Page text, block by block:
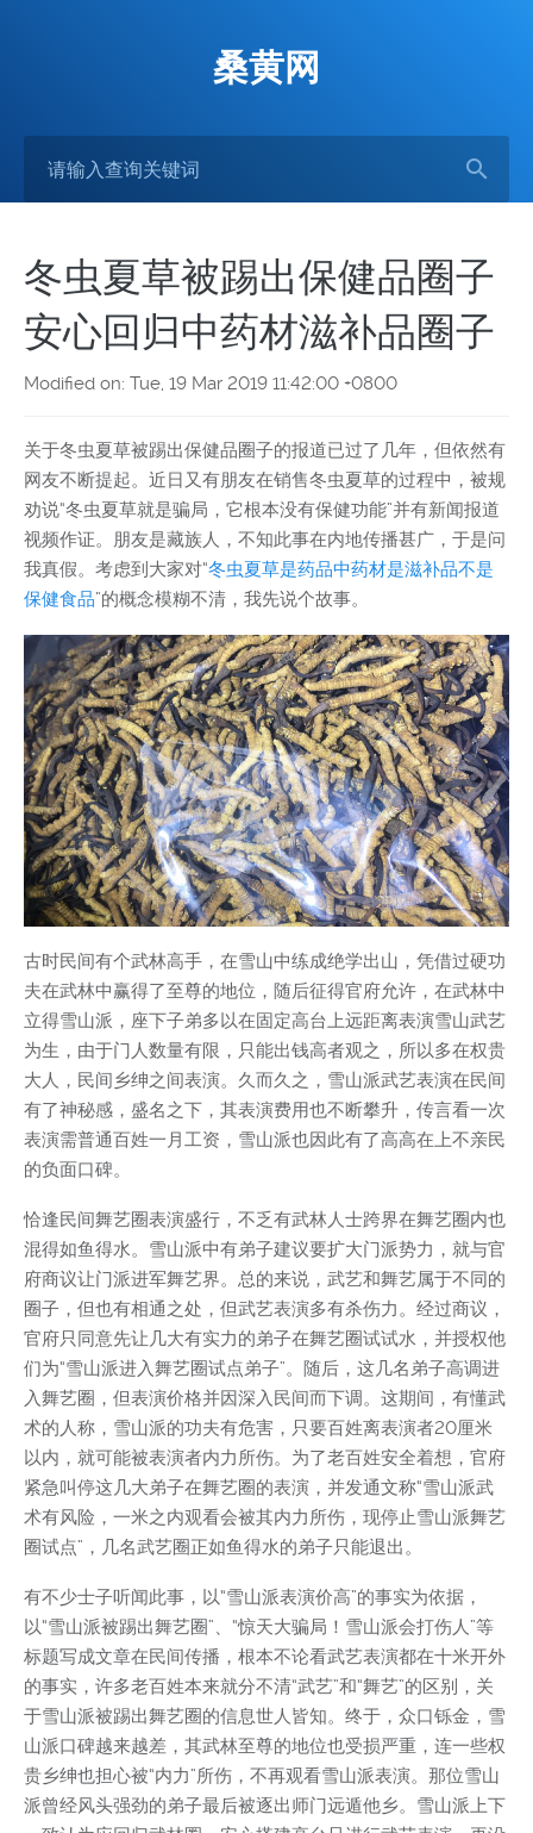
桑黄网
冬虫夏草被踢出保健品圈子
安心回归中药材滋补品圈子
Modified on: Tue, 19 Mar 2019 11:42:00 +0800
关于冬虫夏草被踢出保健品圈子的报道已过了几年，但依然有
网友不断提起。近日又有朋友在销售冬虫夏草的过程中，被规
劝说“冬虫夏草就是骗局，它根本没有保健功能”并有新闻报道
视频作证。朋友是藏族人，不知此事在内地传播甚广，于是问
我真假。考虑到大家对“冬虫夏草是药品中药材是滋补品不是
保健食品”的概念模糊不清，我先说个故事。
古时民间有个武林高手，在雪山中练成绝学出山，凭借过硬功
夫在武林中赢得了至尊的地位，随后征得官府允许，在武林中
立得雪山派，座下子弟多以在固定高台上远距离表演雪山武艺
为生，由于门人数量有限，只能出钱高者观之，所以多在权贵
大人，民间乡绅之间表演。久而久之，雪山派武艺表演在民间
有了神秘感，盛名之下，其表演费用也不断攀升，传言看一次
表演需普通百姓一月工资，雪山派也因此有了高高在上不亲民
的负面口碑。
恰逢民间舞艺圈表演盛行，不乏有武林人士跨界在舞艺圈内也
混得如鱼得水。雪山派中有弟子建议要扩大门派势力，就与官
府商议让门派进军舞艺界。总的来说，武艺和舞艺属于不同的
圈子，但也有相通之处，但武艺表演多有杀伤力。经过商议，
官府只同意先让几大有实力的弟子在舞艺圈试试水，并授权他
们为“雪山派进入舞艺圈试点弟子”。随后，这几名弟子高调进
入舞艺圈，但表演价格并因深入民间而下调。这期间，有懂武
术的人称，雪山派的功夫有危害，只要百姓离表演者20厘米
以内，就可能被表演者内力所伤。为了老百姓安全着想，官府
紧急叫停这几大弟子在舞艺圈的表演，并发通文称“雪山派武
术有风险，一米之内观看会被其内力所伤，现停止雪山派舞艺
圈试点”，几名武艺圈正如鱼得水的弟子只能退出。
有不少士子听闻此事，以“雪山派表演价高”的事实为依据，
以“雪山派被踢出舞艺圈”、“惊天大骗局！雪山派会打伤人”等
标题写成文章在民间传播，根本不论看武艺表演都在十米开外
的事实，许多老百姓本来就分不清“武艺”和“舞艺”的区别，关
于雪山派被踢出舞艺圈的信息世人皆知。终于，众口铄金，雪
山派口碑越来越差，其武林至尊的地位也受损严重，连一些权
贵乡绅也担心被“内力”所伤，不再观看雪山派表演。那位雪山
派曾经风头强劲的弟子最后被逐出师门远遁他乡。雪山派上下